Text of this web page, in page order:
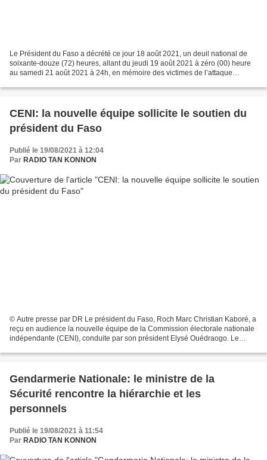
Le Président du Faso a décrété ce jour 18 août 2021, un deuil national de
soixante-douze (72) heures, allant du jeudi 19 août 2021 à zéro (00) heure
au samedi 21 août 2021 à 24h, en mémoire des victimes de l’attaque
CENI: la nouvelle équipe sollicite le soutien du
président du Faso
Publié le 19/08/2021 à 12:04
Par RADIO TAN KONNON
© Autre presse par DR Le président du Faso, Roch Marc Christian Kaboré, a
reçu en audience la nouvelle équipe de la Commission électorale nationale
indépendante (CENI), conduite par son président Elysé Ouédraogo. Le
Gendarmerie Nationale: le ministre de la
Sécurité rencontre la hiérarchie et les
personnels
Publié le 19/08/2021 à 11:54
Par RADIO TAN KONNON